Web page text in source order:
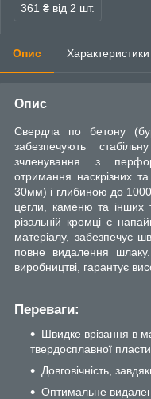
361 ₴ від 2 шт.
Опис Характеристики
Опис
Свердла по бетону
забезпечують
зчленування з
отримання наскрізних
30мм) і глибиною до
цегли, каменю та інших
різальній кромці є
матеріалу, забезпечує
повне видалення
виробництві, гарантує
Переваги:
Швидке врізання в
твердосплавної
Довговічність,
Оптимальне